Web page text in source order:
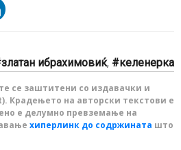
златан ибрахимовиќ, келенерка
се заштитени со издавачки и
Крадењето на авторски текстови е
е делумно превземање на
хиперлинк до содржината што